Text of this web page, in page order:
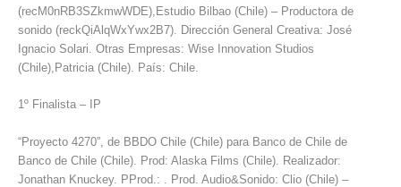
(recM0nRB3SZkmwWDE),Estudio Bilbao (Chile) – Productora de
sonido (reckQiAlqWxYwx2B7). Dirección General Creativa: José
Ignacio Solari. Otras Empresas: Wise Innovation Studios
(Chile),Patricia (Chile). País: Chile.
1º Finalista – IP
“Proyecto 4270”, de BBDO Chile (Chile) para Banco de Chile de
Banco de Chile (Chile). Prod: Alaska Films (Chile). Realizador:
Jonathan Knuckey. PProd.: . Prod. Audio&Sonido: Clio (Chile) –